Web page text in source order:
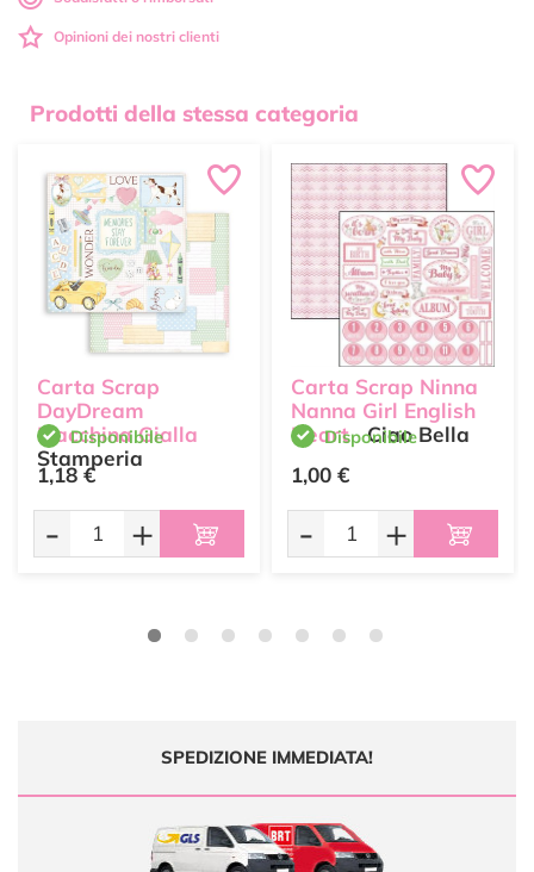
Opinioni dei nostri clienti
Prodotti della stessa categoria
Carta Scrap
DayDream
Macchina Gialla
Stamperia
Disponibile
1,18 €
- +
Carta Scrap Ninna
Nanna Girl English
Heart Ciao Bella
Disponibile
1,00 €
- +
SPEDIZIONE IMMEDIATA!